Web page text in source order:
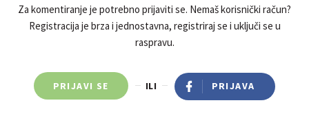
Za komentiranje je potrebno prijaviti se. Nemaš korisnički račun?
Registracija je brza i jednostavna, registriraj se i uključi se u
raspravu.
PRIJAVI SE ILI PRIJAVA